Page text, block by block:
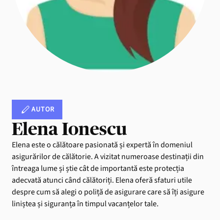
AUTOR
Elena Ionescu
Elena este o călătoare pasionată și expertă în domeniul
asigurărilor de călătorie. A vizitat numeroase destinații din
întreaga lume și știe cât de importantă este protecția
adecvată atunci când călătoriți. Elena oferă sfaturi utile
despre cum să alegi o poliță de asigurare care să îți asigure
liniștea și siguranța în timpul vacanțelor tale.